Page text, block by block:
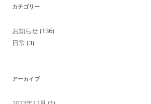
カテゴリー
お知らせ(136)
日常 (3)
アーカイブ